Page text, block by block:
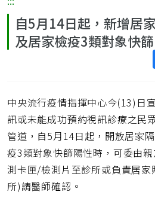
自5月14日起，新增居
及居家檢疫3類對象快
中央流行疫情指揮中心今(13)日
訊或未能成功預約視訊診療之民
管道，自5月14日起，開放居家
疫3類對象快篩陽性時，可委由
測卡匣/檢測片至診所或負責居
所)請醫師確認。